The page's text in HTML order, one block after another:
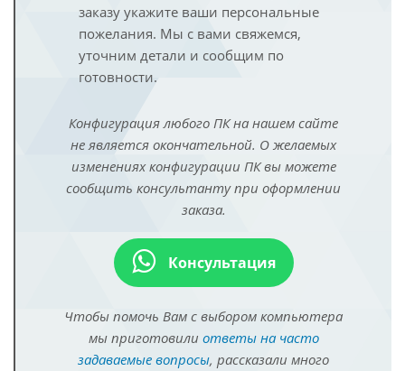
заказу укажите ваши персональные
пожелания. Мы с вами свяжемся,
уточним детали и сообщим по
готовности.
Конфигурация любого ПК на нашем сайте
не является окончательной. О желаемых
изменениях конфигурации ПК вы можете
сообщить консультанту при оформлении
заказа.
Консультация
Чтобы помочь Вам с выбором компьютера
мы приготовили ответы на часто
задаваемые вопросы, рассказали много